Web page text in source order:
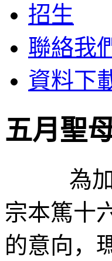
招生
聯絡我
資料下
五月聖
為加強
宗本篤十
的意向，